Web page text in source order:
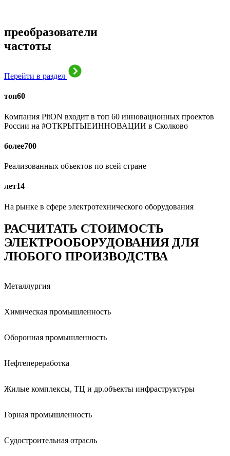
преобразователи
частоты
Перейти в раздел
топ60
Компания PitON входит в топ 60 инновационных проектов
России на #ОТКРЫТЫЕИННОВАЦИИ в Сколково
более700
Реализованных объектов по всей стране
лет14
На рынке в сфере электротехнического оборудования
РАСЧИТАТЬ СТОИМОСТЬ
ЭЛЕКТРООБОРУДОВАНИЯ ДЛЯ
ЛЮБОГО ПРОИЗВОДСТВА
Металлургия
Химическая промышленность
Оборонная промышленность
Нефтепереработка
Жилые комплексы, ТЦ и др.объекты инфраструктуры
Горная промышленность
Судостроительная отрасль